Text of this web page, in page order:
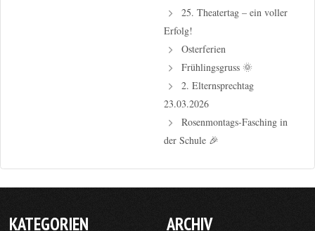
25. Theatertag – ein voller
Erfolg!
Osterferien
Frühlingsgruss 🌞
2. Elternsprechtag
23.03.2026
Rosenmontags-Fasching in
der Schule 🎉
KATEGORIEN ARCHIV